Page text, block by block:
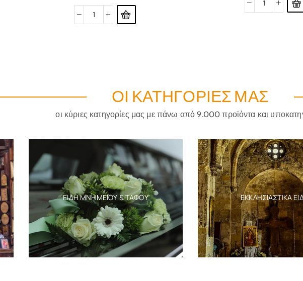
ΟΙ ΚΑΤΗΓΟΡΊΕΣ ΜΑΣ
οι κύριες κατηγορίες μας με πάνω από 9.000 προϊόντα και
ΕΊΔΗ ΜΝΗΜΕΊΟΥ & ΤΆΦΟΥ ΕΚΚΛΗΣΙΑΣΤΙΚΆ